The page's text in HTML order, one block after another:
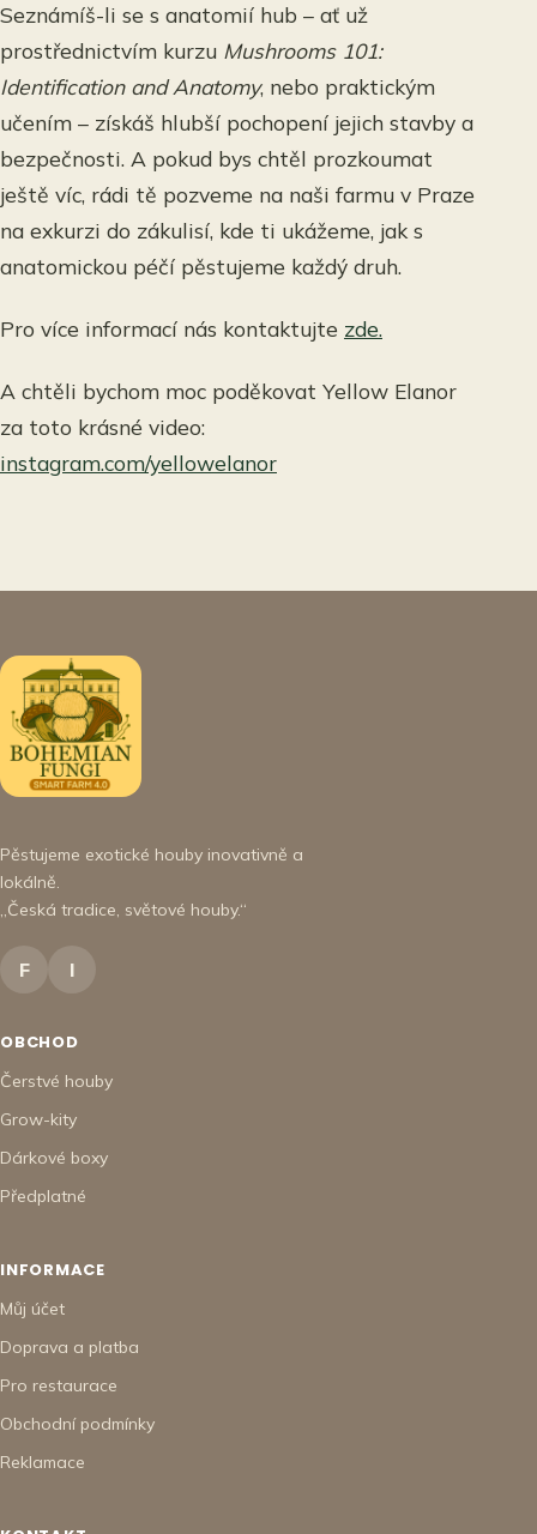
Seznámíš-li se s anatomií hub – ať už
prostřednictvím kurzu Mushrooms 101:
Identification and Anatomy, nebo praktickým
učením – získáš hlubší pochopení jejich stavby a
bezpečnosti. A pokud bys chtěl prozkoumat
ještě víc, rádi tě pozveme na naši farmu v Praze
na exkurzi do zákulisí, kde ti ukážeme, jak s
anatomickou péčí pěstujeme každý druh.
Pro více informací nás kontaktujte zde.
A chtěli bychom moc poděkovat Yellow Elanor
za toto krásné video:
instagram.com/yellowelanor
Pěstujeme exotické houby inovativně a
lokálně.
„Česká tradice, světové houby.“
F I
OBCHOD
Čerstvé houby
Grow-kity
Dárkové boxy
Předplatné
INFORMACE
Můj účet
Doprava a platba
Pro restaurace
Obchodní podmínky
Reklamace